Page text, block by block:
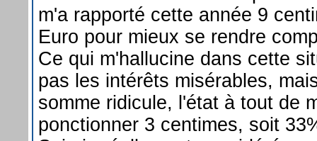
m'a rapporté cette année 9
Euro pour mieux se rendre
Ce qui m'hallucine dans cette
pas les intérêts misérables,
somme ridicule, l'état à tout de
ponctionner 3 centimes, soit